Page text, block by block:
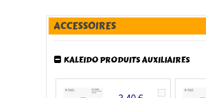
ACCESSOIRES
KALEIDO PRODUITS AUXILIAIRES